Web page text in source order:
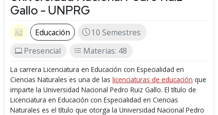
Gallo - UNPRG
Educación
10 Semestres
Presencial
Materias: 48
La carrera Licenciatura en Educación con Especialidad en
Ciencias Naturales es una de las licenciaturas de educación que
imparte la Universidad Nacional Pedro Ruiz Gallo. El título de
Licenciatura en Educación con Especialidad en Ciencias
Naturales es el título que otorga la Universidad Nacional Pedro